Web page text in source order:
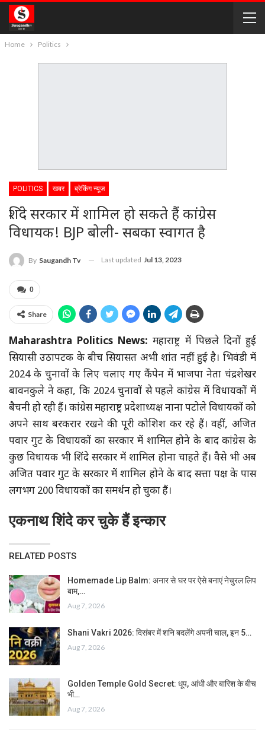
Home Politics
POLITICS खबर ब्रेकिंग न्यूज
शिंदे सरकार में शामिल हो सकते हैं कांग्रेस
विधायक! BJP बोली- सबका स्वागत है
By Saugandh Tv Last updated Jul 13, 2023
0
Share
Maharashtra Politics News:महाराष्ट्र में पिछले दिनों हुई
सियासी उठापटक के बीच सियासत अभी शांत नहीं हुई है। भिवंडी में
2024 के चुनावों के लिए चलाए गए कैंपेन में भाजपा नेता चंद्रशेखर
बावनकुले ने कहा, कि 2024 चुनावों से पहले कांग्रेस में विधायकों में
बैचनी हो रही हैं। कांग्रेस महाराष्ट्र प्रदेशाध्यक्ष नाना पटोले विधायकों को
अपने साथ बरकरार रखने की पूरी कोशिश कर रहे हैं। वहीं, अजित
पवार गुट के विधायकों का सरकार में शामिल होने के बाद कांग्रेस के
कुछ विधायक भी शिंदे सरकार में शामिल होना चाहते हैं। वैसे भी अब
अजित पवार गुट के सरकार में शामिल होने के बाद सत्ता पक्ष के पास
लगभग 200 विधायकों का समर्थन हो चुका हैं।
एकनाथ शिंदे कर चुके हैं इन्कार
RELATED POSTS
Homemade Lip Balm: अनार से घर पर ऐसे बनाएं नेचुरल लिप
बाम,…
Aug 7, 2026
Shani Vakri 2026: दिसंबर में शनि बदलेंगे अपनी चाल, इन 5…
Aug 7, 2026
Golden Temple Gold Secret: धूप, आंधी और बारिश के बीच
भी…
Aug 7, 2026